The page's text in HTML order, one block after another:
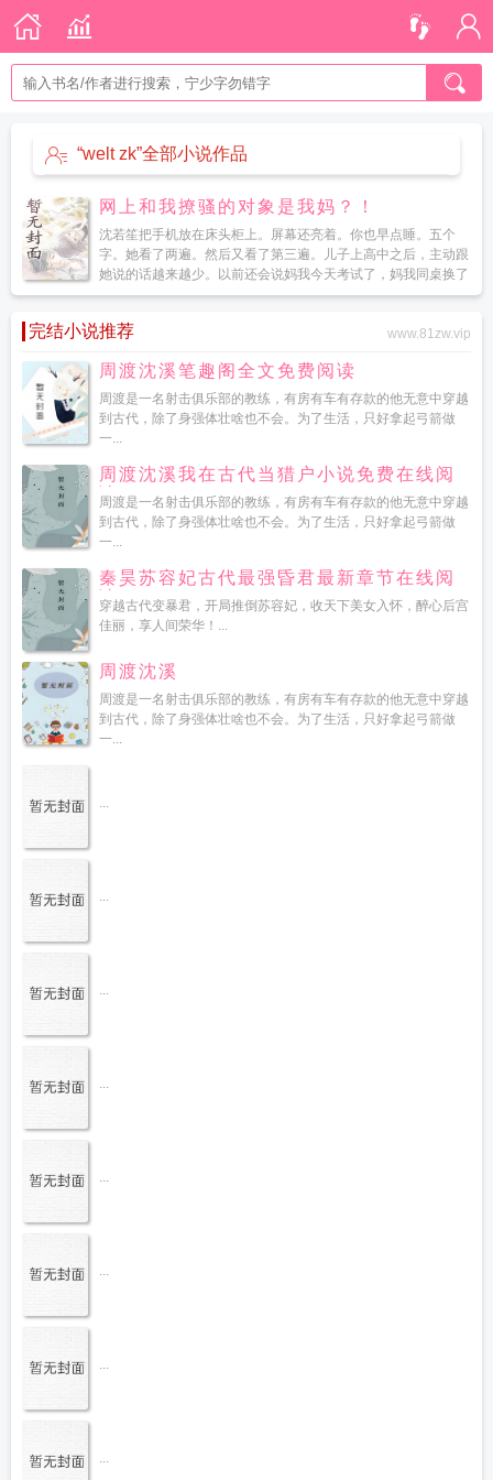
“welt zk”全部小说作品
网上和我撩骚的对象是我妈？！
沈若笙把手机放在床头柜上。屏幕还亮着。你也早点睡。五个
字。她看了两遍。然后又看了第三遍。儿子上高中之后，主动跟
她说的话越来越少。以前还会说妈我今天考试了，妈我同桌换了
个发型。现在只剩下知道了。吃了。周五回。刚才那个...
完结小说推荐 www.81zw.vip
周渡沈溪笔趣阁全文免费阅读
周渡是一名射击俱乐部的教练，有房有车有存款的他无意中穿越
到古代，除了身强体壮啥也不会。为了生活，只好拿起弓箭做
一...
周渡沈溪我在古代当猎户小说免费在线阅
读
周渡是一名射击俱乐部的教练，有房有车有存款的他无意中穿越
到古代，除了身强体壮啥也不会。为了生活，只好拿起弓箭做
一...
秦昊苏容妃古代最强昏君最新章节在线阅
读
穿越古代变暴君，开局推倒苏容妃，收天下美女入怀，醉心后宫
佳丽，享人间荣华！...
周渡沈溪
周渡是一名射击俱乐部的教练，有房有车有存款的他无意中穿越
到古代，除了身强体壮啥也不会。为了生活，只好拿起弓箭做
一...
...
...
...
...
...
...
...
...